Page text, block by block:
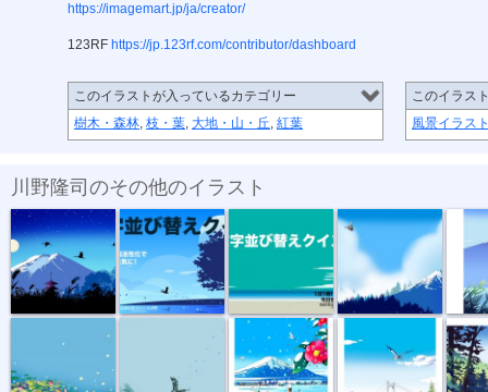
https://imagemart.jp/ja/creator/
123RF https://jp.123rf.com/contributor/dashboard
このイラストが入っているカテゴリー
樹木・森林, 枝・葉, 大地・山・丘, 紅葉
このイラス
風景イラス
川野隆司のその他のイラスト
Temple at th... YouTube動画... YouTubeサム...
霧の森へ 白い世界に赤... 海に架かる橋 「美